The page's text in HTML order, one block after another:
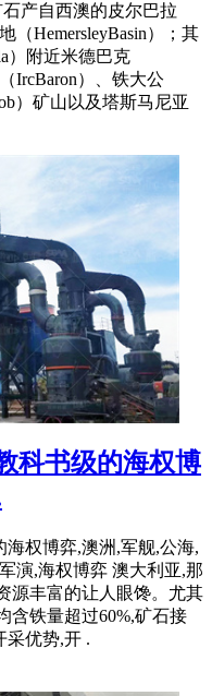
产自西澳的皮尔巴拉
（HemersleyBasin）；其
）附近米德巴克
IrcBaron）、铁大公
）矿山以及塔斯马尼亚
科书级的海权博
权博弈,澳洲,军舰,公海,
演,海权博弈 澳大利亚,那
源丰富的让人眼馋。尤其
含铁量超过60%,矿石接
采优势,开 .